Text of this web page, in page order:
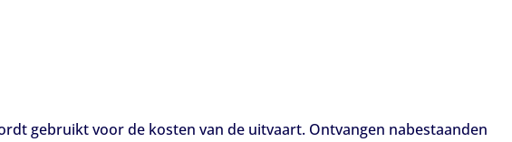
gebruikt voor de kosten van de uitvaart. Ontvangen nabestaanden